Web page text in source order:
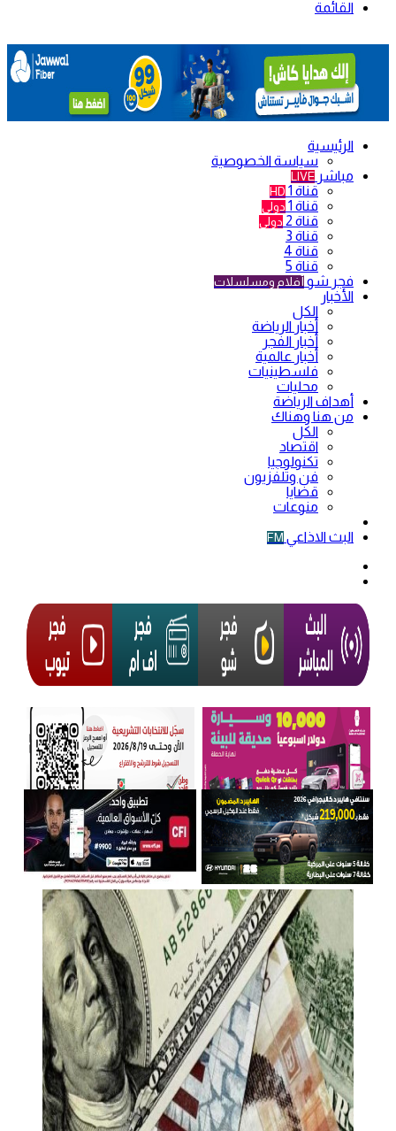
القائمة
الرئيسية
سياسة الخصوصية
مباشر LIVE
قناة 1 HD
قناة 1 دولي
قناة 2 دولي
قناة 3
قناة 4
قناة 5
فجر شو أفلام ومسلسلات
الأخبار
الكل
أخبار الرياضة
أخبار الفجر
أخبار عالمية
فلسطينيات
محليات
أهداف الرياضة
من هنا وهناك
الكل
اقتصاد
تكنولوجيا
فن وتلفزيون
قضايا
منوعات
البث الاذاعي FM